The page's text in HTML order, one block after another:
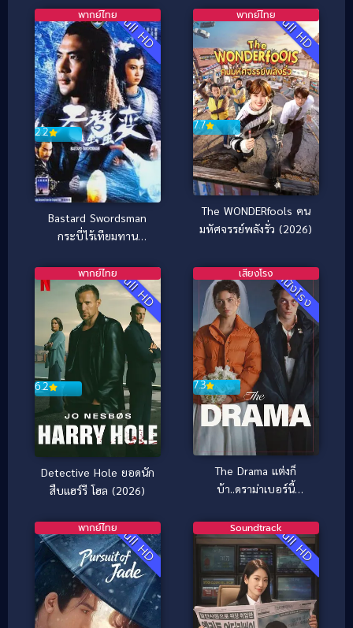
Full HD
2.2
พากย์ไทย
Bastard Swordsman
กระบี่ไร้เทียมทาน
Full HD
7.7
พากย์ไทย
The WONDERfools คน
มหัศจรรย์พลังรั่ว (2026)
Full HD
6.2
พากย์ไทย
Detective Hole ยอดนัก
สืบแฮร์รี โฮล (2026)
หนังโรง
7.3
เสียงโรง
The Drama แต่งก็
บ้า..ดราม่าเบอร์นี้
Full HD
พากย์ไทย Full HD
Soundtrack